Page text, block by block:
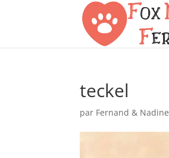
teckel
par Fernand & Nadine